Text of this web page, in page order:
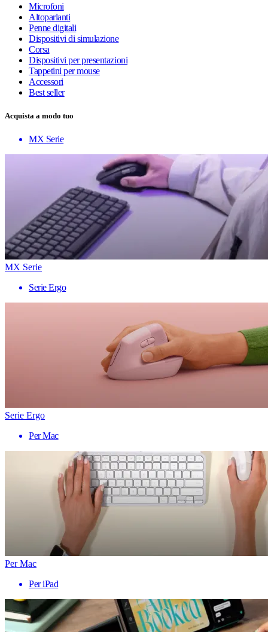
Microfoni
Altoparlanti
Penne digitali
Dispositivi di simulazione
Corsa
Dispositivi per presentazioni
Tappetini per mouse
Accessori
Best seller
Acquista a modo tuo
MX Serie
MX Serie
Serie Ergo
Serie Ergo
Per Mac
Per Mac
Per iPad